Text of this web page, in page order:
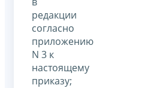
редакции
согласно
приложению
N 3 к
настоящему
приказу;